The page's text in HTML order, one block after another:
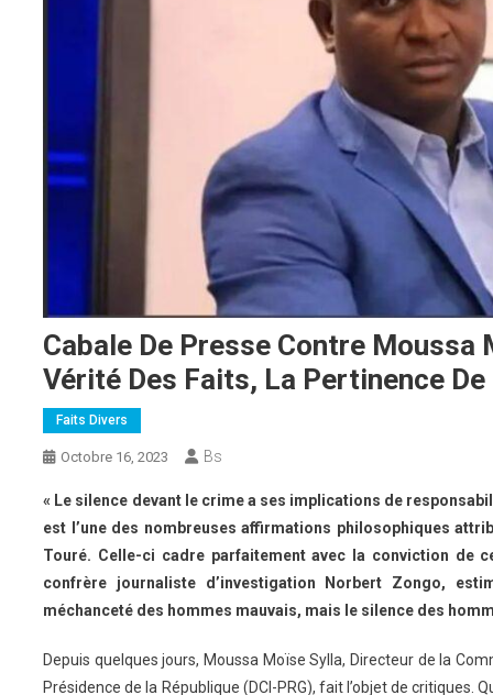
Cabale De Presse Contre Moussa
Vérité Des Faits, La Pertinence
Faits Divers
Octobre 16, 2023 Bs
« Le silence devant le crime a ses implications de
est l’une des nombreuses affirmations philosophiques
Touré. Celle-ci cadre parfaitement avec la conviction de
confrère journaliste d’investigation Norbert Zongo,
méchanceté des hommes mauvais, mais le silence des
Depuis quelques jours, Moussa Moïse Sylla, Directeur de la
Présidence de la République (DCI-PRG), fait l’objet de critiques.